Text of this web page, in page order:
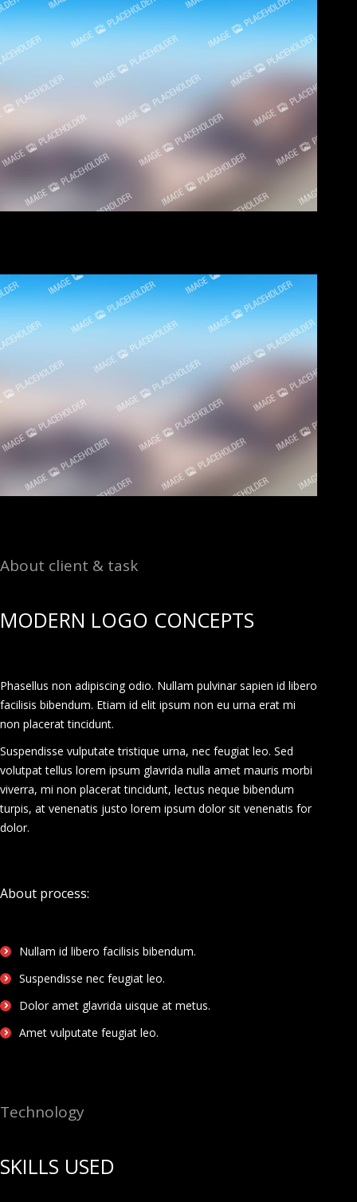
About client & task
MODERN LOGO CONCEPTS
Phasellus non adipiscing odio. Nullam pulvinar sapien id libero
facilisis bibendum. Etiam id elit ipsum non eu urna erat mi
non placerat tincidunt.
Suspendisse vulputate tristique urna, nec feugiat leo. Sed
volutpat tellus lorem ipsum glavrida nulla amet mauris morbi
viverra, mi non placerat tincidunt, lectus neque bibendum
turpis, at venenatis justo lorem ipsum dolor sit venenatis for
dolor.
About process:
Nullam id libero facilisis bibendum.
Suspendisse nec feugiat leo.
Dolor amet glavrida uisque at metus.
Amet vulputate feugiat leo.
Technology
SKILLS USED